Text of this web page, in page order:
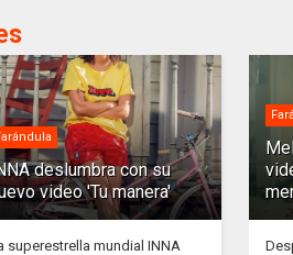
deslumbra con su
video 'Tu manera'
superestrella mundial INNA